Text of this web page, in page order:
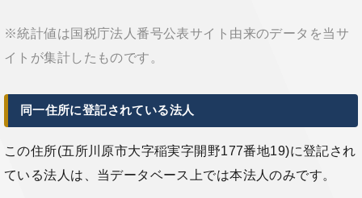
※統計値は国税庁法人番号公表サイト由来のデータを当サ
イトが集計したものです。
同一住所に登記されている法人
この住所(五所川原市大字稲実字開野177番地19)に登記され
ている法人は、当データベース上では本法人のみです。